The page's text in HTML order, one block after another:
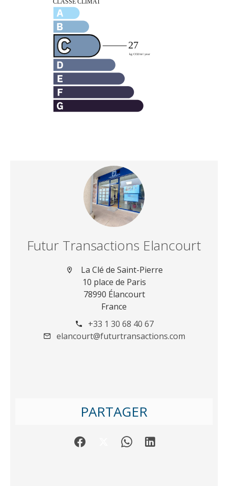
Futur Transactions Elancourt
La Clé de Saint-Pierre
10 place de Paris
78990 Élancourt
France
+33 1 30 68 40 67
elancourt@futurtransactions.com
PARTAGER